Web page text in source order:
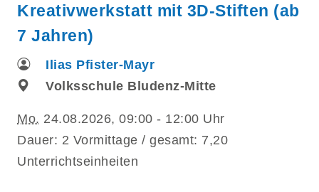
Kreativwerkstatt mit 3D-Stiften (ab
7 Jahren)
Ilias Pfister-Mayr
Volksschule Bludenz-Mitte
Mo. 24.08.2026, 09:00 - 12:00 Uhr
Dauer: 2 Vormittage / gesamt: 7,20
Unterrichtseinheiten